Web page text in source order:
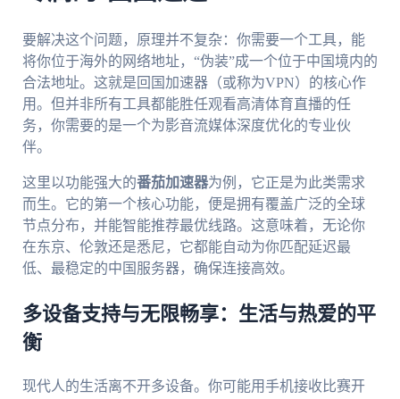
要解决这个问题，原理并不复杂：你需要一个工具，能
将你位于海外的网络地址，“伪装”成一个位于中国境内的
合法地址。这就是回国加速器（或称为VPN）的核心作
用。但并非所有工具都能胜任观看高清体育直播的任
务，你需要的是一个为影音流媒体深度优化的专业伙
伴。
这里以功能强大的番茄加速器为例，它正是为此类需求
而生。它的第一个核心功能，便是拥有覆盖广泛的全球
节点分布，并能智能推荐最优线路。这意味着，无论你
在东京、伦敦还是悉尼，它都能自动为你匹配延迟最
低、最稳定的中国服务器，确保连接高效。
多设备支持与无限畅享：生活与热爱的平
衡
现代人的生活离不开多设备。你可能用手机接收比赛开